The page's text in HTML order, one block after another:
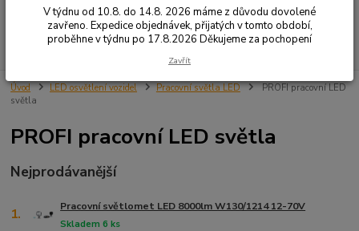
Hledat
Úvod LED osvětlení vozidel Pracovní světla LED
PROFI pracovní LED
světla
PROFI pracovní LED světla
Nejprodávanější
1. Pracovní světlomet LED 8000lm W130/1214 12-70V
Skladem 6 ks
V týdnu od 10.8. do 14.8. 2026 máme z důvodu dovolené
zavřeno. Expedice objednávek, přijatých v tomto období,
proběhne v týdnu po 17.8.2026 Děkujeme za pochopení
Zavřít